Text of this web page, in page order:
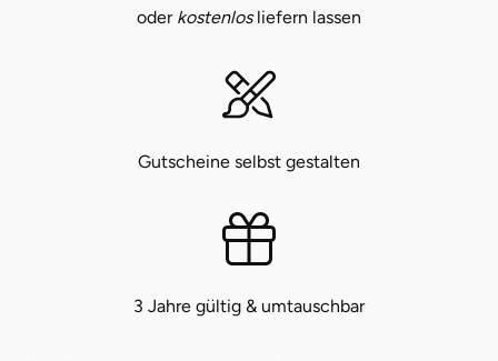
oder kostenlosliefern lassen
Gutscheine selbst gestalten
3 Jahre gültig & umtauschbar